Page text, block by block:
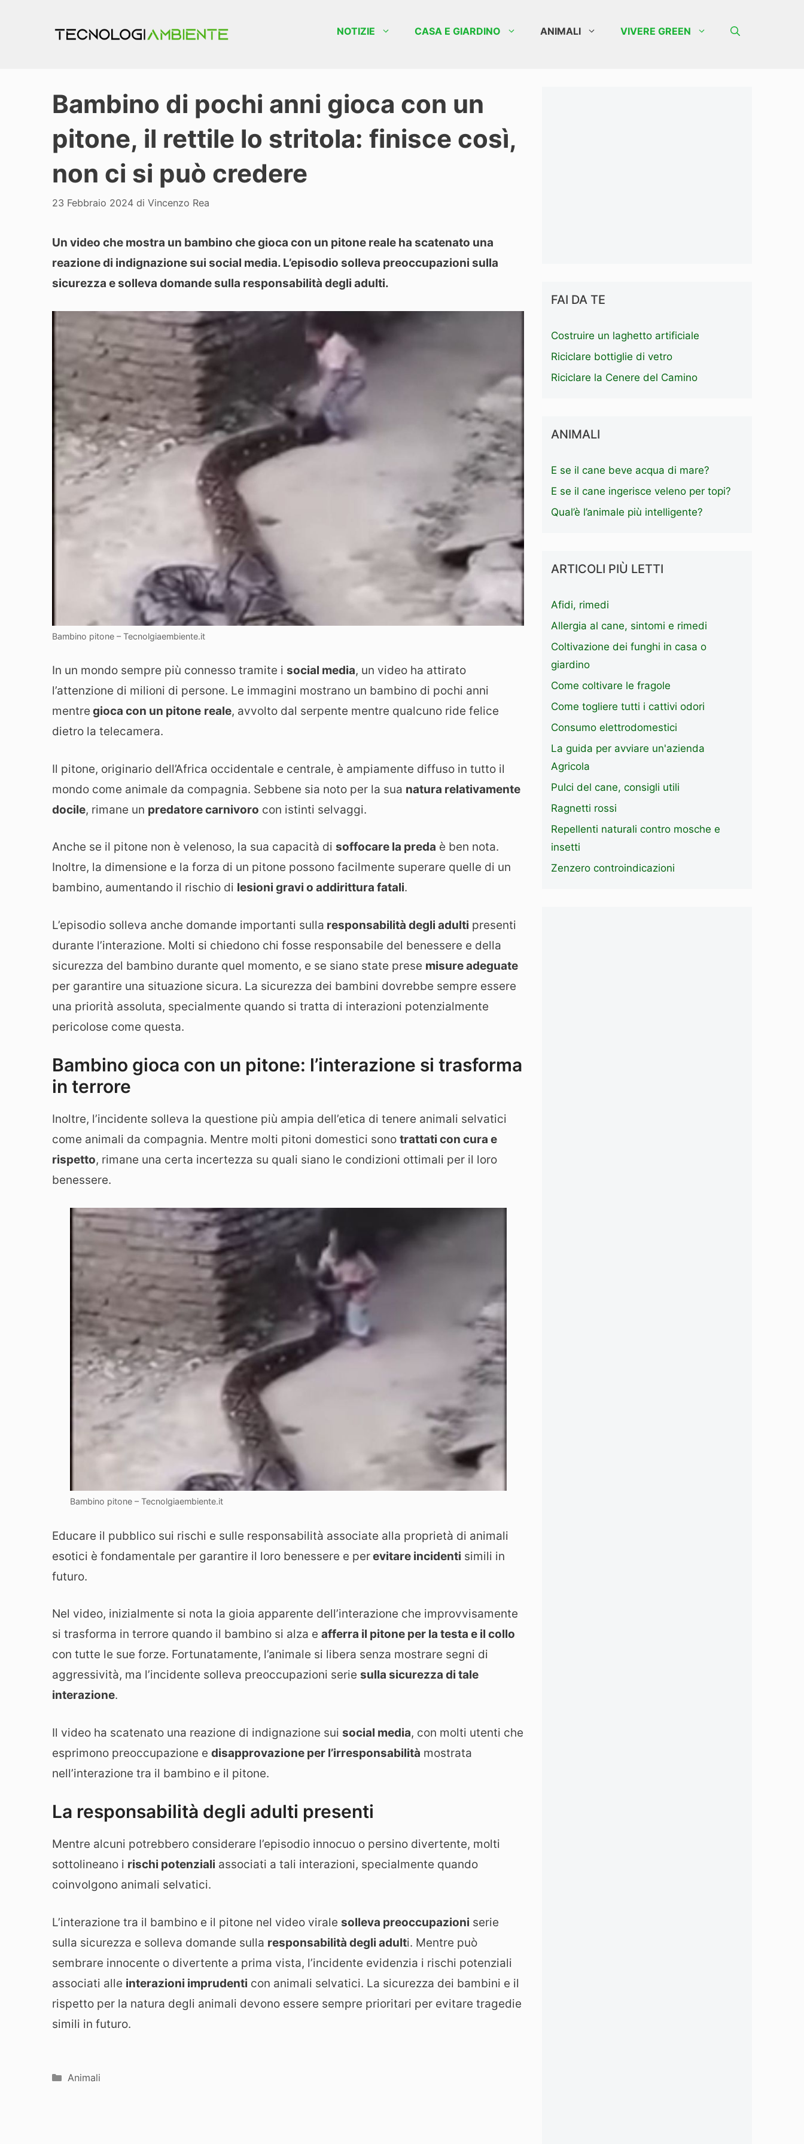
NOTIZIE CASA E GIARDINO ANIMALI VIVERE GREEN
Bambino di pochi anni gioca con un
pitone, il rettile lo stritola: finisce così,
non ci si può credere
23 Febbraio 2024 di Vincenzo Rea
Un video che mostra un bambino che gioca con un pitone reale ha scatenato una
reazione di indignazione sui social media. L’episodio solleva preoccupazioni sulla
sicurezza e solleva domande sulla responsabilità degli adulti.
Bambino pitone – Tecnolgiaembiente.it
In un mondo sempre più connesso tramite i social media, un video ha attirato
l’attenzione di milioni di persone. Le immagini mostrano un bambino di pochi anni
mentre gioca con un pitone reale, avvolto dal serpente mentre qualcuno ride felice
dietro la telecamera.
Il pitone, originario dell’Africa occidentale e centrale, è ampiamente diffuso in tutto il
mondo come animale da compagnia. Sebbene sia noto per la sua natura relativamente
docile, rimane un predatore carnivoro con istinti selvaggi.
Anche se il pitone non è velenoso, la sua capacità di soffocare la preda è ben nota.
Inoltre, la dimensione e la forza di un pitone possono facilmente superare quelle di un
bambino, aumentando il rischio di lesioni gravi o addirittura fatali.
L’episodio solleva anche domande importanti sulla responsabilità degli adulti presenti
durante l’interazione. Molti si chiedono chi fosse responsabile del benessere e della
sicurezza del bambino durante quel momento, e se siano state prese misure adeguate
per garantire una situazione sicura. La sicurezza dei bambini dovrebbe sempre essere
una priorità assoluta, specialmente quando si tratta di interazioni potenzialmente
pericolose come questa.
Bambino gioca con un pitone: l’interazione si trasforma
in terrore
Inoltre, l’incidente solleva la questione più ampia dell’etica di tenere animali selvatici
come animali da compagnia. Mentre molti pitoni domestici sono trattati con cura e
rispetto, rimane una certa incertezza su quali siano le condizioni ottimali per il loro
benessere.
Bambino pitone – Tecnolgiaembiente.it
Educare il pubblico sui rischi e sulle responsabilità associate alla proprietà di animali
esotici è fondamentale per garantire il loro benessere e perevitare incidenti simili in
futuro.
Nel video, inizialmente si nota la gioia apparente dell’interazione che improvvisamente
si trasforma in terrore quando il bambino si alza e afferra il pitone per la testa e il collo
con tutte le sue forze. Fortunatamente, l’animale si libera senza mostrare segni di
aggressività, ma l’incidente solleva preoccupazioni serie sulla sicurezza di tale
interazione.
Il video ha scatenato una reazione di indignazione sui social media, con molti utenti che
esprimono preoccupazione e disapprovazione per l’irresponsabilità mostrata
nell’interazione tra il bambino e il pitone.
La responsabilità degli adulti presenti
Mentre alcuni potrebbero considerare l’episodio innocuo o persino divertente, molti
sottolineano i rischi potenziali associati a tali interazioni, specialmente quando
coinvolgono animali selvatici.
L’interazione tra il bambino e il pitone nel video virale solleva preoccupazioni serie
sulla sicurezza e solleva domande sulla responsabilità degli adulti. Mentre può
sembrare innocente o divertente a prima vista, l’incidente evidenzia i rischi potenziali
associati alle interazioni imprudenti con animali selvatici. La sicurezza dei bambini e il
rispetto per la natura degli animali devono essere sempre prioritari per evitare tragedie
simili in futuro.
Categorie
Animali
FAI DA TE
Costruire un laghetto artificiale
Riciclare bottiglie di vetro
Riciclare la Cenere del Camino
ANIMALI
E se il cane beve acqua di mare?
E se il cane ingerisce veleno per topi?
Qual’è l’animale più intelligente?
ARTICOLI PIÙ LETTI
Afidi, rimedi
Allergia al cane, sintomi e rimedi
Coltivazione dei funghi in casa o
giardino
Come coltivare le fragole
Come togliere tutti i cattivi odori
Consumo elettrodomestici
La guida per avviare un'azienda
Agricola
Pulci del cane, consigli utili
Ragnetti rossi
Repellenti naturali contro mosche e
insetti
Zenzero controindicazioni